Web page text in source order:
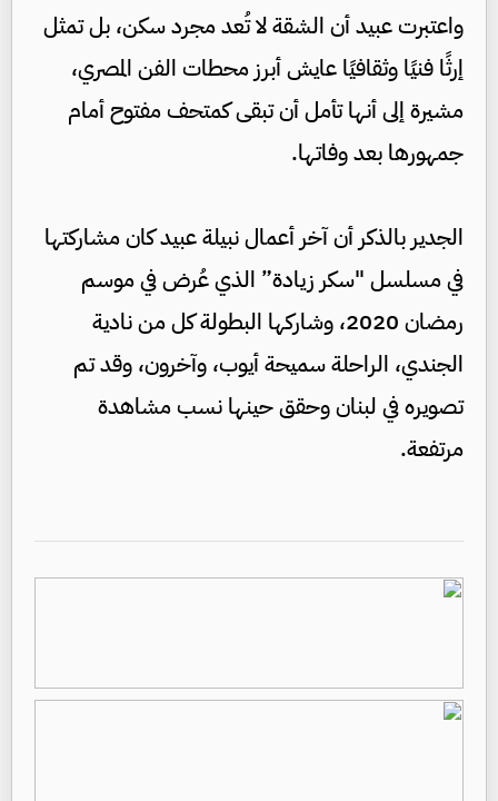
واعتبرت عبيد أن الشقة لا تُعد مجرد سكن، بل تمثل
إرثًا فنيًا وثقافيًا عايش أبرز محطات الفن المصري،
مشيرة إلى أنها تأمل أن تبقى كمتحف مفتوح أمام
جمهورها بعد وفاتها.
الجدير بالذكر أن آخر أعمال نبيلة عبيد كان مشاركتها
في مسلسل "سكر زيادة” الذي عُرض في موسم
رمضان 2020، وشاركها البطولة كل من نادية
الجندي، الراحلة سميحة أيوب، وآخرون، وقد تم
تصويره في لبنان وحقق حينها نسب مشاهدة
مرتفعة.